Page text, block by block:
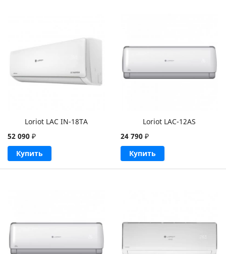
Loriot LAC IN-18TA
52 090 ₽
Купить
Loriot LAC-12AS
24 790₽
Купить